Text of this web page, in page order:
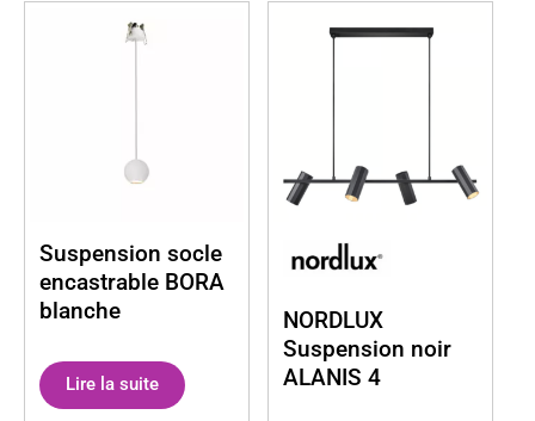
Suspension socle
encastrable BORA
blanche
Lire la suite
NORDLUX
Suspension noir
ALANIS 4